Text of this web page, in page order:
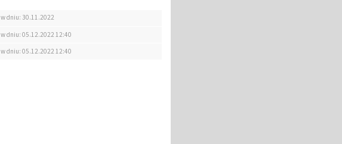
w dniu: 30.11.2022
w dniu: 05.12.2022 12:40
w dniu: 05.12.2022 12:40